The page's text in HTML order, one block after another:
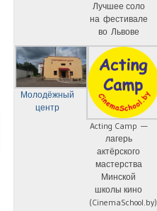
Лучшее соло
на фестивале
во Львове
Молодёжный
центр
Acting Camp —
лагерь
актёрского
мастерства
Минской
школы кино
(CinemaSchool.by)